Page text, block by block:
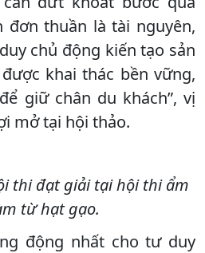
đơn thuần là tài nguyên,
chủ động kiến tạo sản
khai thác bền vững,
giữ chân du khách”, vị
mở tại hội thảo.
thi đạt giải tại hội thi ẩm
từ hạt gạo.
động nhất cho tư duy